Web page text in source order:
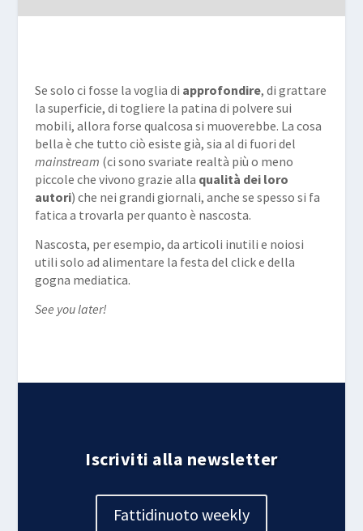
Se solo ci fosse la voglia di approfondire, di grattare
la superficie, di togliere la patina di polvere sui
mobili, allora forse qualcosa si muoverebbe. La cosa
bella è che tutto ciò esiste già, sia al di fuori del
mainstream (ci sono svariate realtà più o meno
piccole che vivono grazie alla qualità dei loro
autori) che nei grandi giornali, anche se spesso si fa
fatica a trovarla per quanto è nascosta.
Nascosta, per esempio, da articoli inutili e noiosi
utili solo ad alimentare la festa del click e della
gogna mediatica.
See you later!
Iscriviti alla newsletter
Fattidinuoto weekly